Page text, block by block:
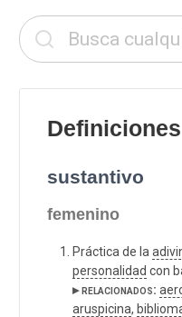
Definiciones
sustantivo
femenino
Práctica de la
personalidad con
▸ relacionados:
aruspicina,